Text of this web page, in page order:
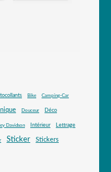
Bike Camping-Car
Douceur Déco
Davidson Intérieur Lettrage
Sticker Stickers